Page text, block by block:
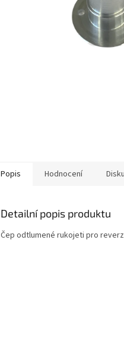
Popis Hodnocení
Detailní popis produktu
Čep odtlumené rukojeti pro